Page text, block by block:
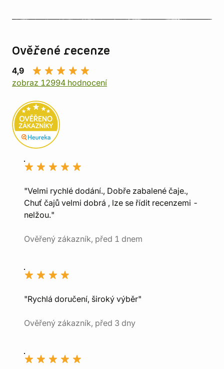
Ověřené recenze
4,9
zobraz 12994 hodnocení
"Velmi rychlé dodání., Dobře zabalené čaje.,
Chuť čajů velmi dobrá , lze se řídit recenzemi -
nelžou."
Ověřený zákazník, před 1 dnem
"Rychlá doručení, široký výběr"
Ověřený zákazník, před 3 dny